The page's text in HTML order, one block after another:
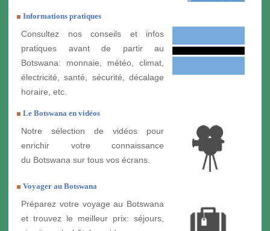
Informations pratiques
Consultez nos conseils et infos
pratiques avant de partir au
Botswana: monnaie, météo, climat,
électricité, santé, sécurité, décalage
horaire, etc.
Le Botswana en vidéos
Notre sélection de vidéos pour
enrichir votre connaissance
du Botswana sur tous vos écrans.
Voyager au Botswana
Préparez votre voyage au Botswana
et trouvez le meilleur prix: séjours,